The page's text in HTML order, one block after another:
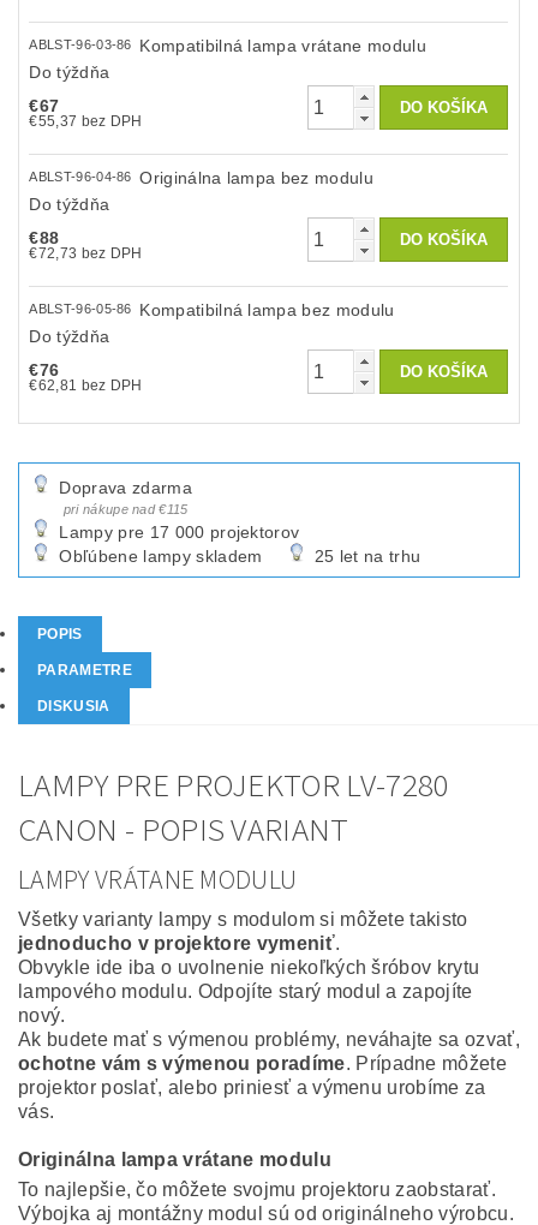
ABLST-96-03-86
Kompatibilná lampa vrátane modulu
Do týždňa
€67
€55,37 bez DPH
ABLST-96-04-86
Originálna lampa bez modulu
Do týždňa
€88
€72,73 bez DPH
ABLST-96-05-86
Kompatibilná lampa bez modulu
Do týždňa
€76
€62,81 bez DPH
Doprava zdarma
pri nákupe nad €115
Lampy pre 17 000 projektorov
Obľúbene lampy skladem
25 let na trhu
POPIS
PARAMETRE
DISKUSIA
LAMPY PRE PROJEKTOR LV-7280
CANON - POPIS VARIANT
LAMPY VRÁTANE MODULU
Všetky varianty lampy s modulom si môžete takisto
jednoducho v projektore vymeniť.
Obvykle ide iba o uvolnenie niekoľkých šróbov krytu
lampového modulu. Odpojíte starý modul a zapojíte
nový.
Ak budete mať s výmenou problémy, neváhajte sa ozvať,
ochotne vám s výmenou poradíme. Prípadne môžete
projektor poslať, alebo priniesť a výmenu urobíme za
vás.
Originálna lampa vrátane modulu
To najlepšie, čo môžete svojmu projektoru zaobstarať.
Výbojka aj montážny modul sú od originálneho výrobcu.